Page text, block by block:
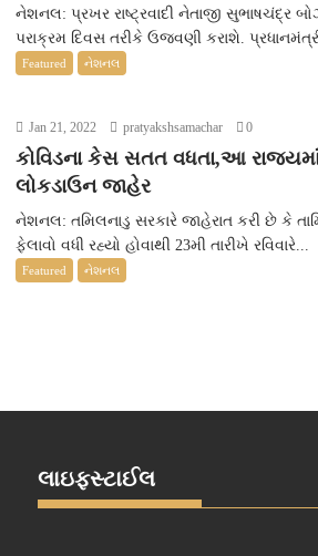
નેશનલ: પ્રખર રાષ્ટ્રવાદી નેતાજી સુભાષચંદ્ર
પરાક્રમ દિવસ તરીકે ઉજવણી કરાશે.
Featured નેશનલ
Jan 21, 2022 pratyakshsamachar 0
કોવિડના કેસ સતત વધતા,આ રાજ્યમાં
લોકડાઉન જાહેર
નેશનલ: તમિલનાડુ સરકારે જાહેરાત કરી છે કે
ફેલાવો વધી રહ્યો હોવાથી 23મી તારીખે રવિવારે...
Featured નેશનલ
લાઇફસ્ટાઈલ